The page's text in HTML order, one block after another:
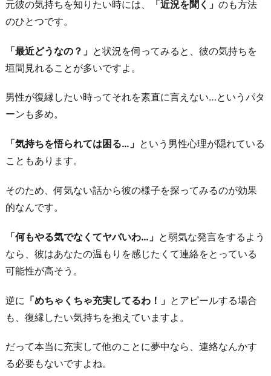
性
の
を
し
み
4.
友
に
探
て
も
ら
う
5.
直
に
元彼の気持ちを知りたい時には、 「近況を聞く」 のも方法
のひとつです。
「最近どうなの？」 と状況を伺ってみると、彼の気持ちを
垣間見れることが多いですよ。
男性が復縁したい時ってそれを素直に言えない…というパタ
ーンも多め。
「気持ちを悟られては困る…」 という男性心理が隠れている
こともあります。
そのため、何気ない話から彼の様子を探ってみるのが効果
的なんです。
「何もやる気でなくてヤバいわ…」 と弱気な発言をするよう
なら、彼はあなたの温もりを感じたくて連絡をとっている
可能性が高そう。
逆に 「めちゃくちゃ充実してるわ！」 とアピールする場合
も、復縁したい気持ちを抱えていますよ。
だって本当に充実して他のことに夢中なら、連絡なんかす
る必要もないですよね。